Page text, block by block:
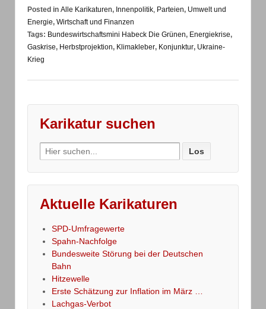
Posted in Alle Karikaturen, Innenpolitik, Parteien, Umwelt und
Energie, Wirtschaft und Finanzen
Tags: Bundeswirtschaftsmini Habeck Die Grünen, Energiekrise,
Gaskrise, Herbstprojektion, Klimakleber, Konjunktur, Ukraine-
Krieg
Karikatur suchen
Search
for:
Aktuelle Karikaturen
SPD-Umfragewerte
Spahn-Nachfolge
Bundesweite Störung bei der Deutschen
Bahn
Hitzewelle
Erste Schätzung zur Inflation im März …
Lachgas-Verbot